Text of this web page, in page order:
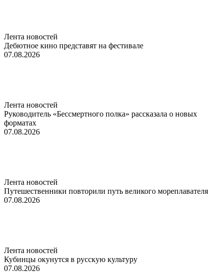
Лента новостей
Дебютное кино представят на фестивале
07.08.2026
Лента новостей
Руководитель «Бессмертного полка» рассказала о новых
форматах
07.08.2026
Лента новостей
Путешественники повторили путь великого мореплавателя
07.08.2026
Лента новостей
Кубинцы окунутся в русскую культуру
07.08.2026